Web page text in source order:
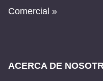
Comercial »
ACERCA DE